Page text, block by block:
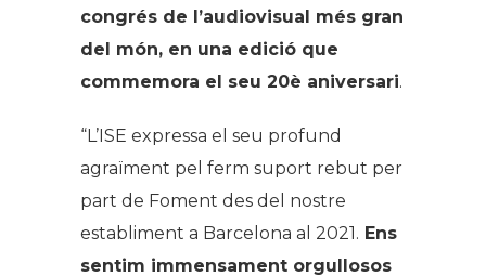
congrés de l’audiovisual més gran
del món, en una edició que
commemora el seu 20è aniversari.
“L’ISE expressa el seu profund
agraïment pel ferm suport rebut per
part de Foment des del nostre
establiment a Barcelona al 2021. Ens
sentim immensament orgullosos